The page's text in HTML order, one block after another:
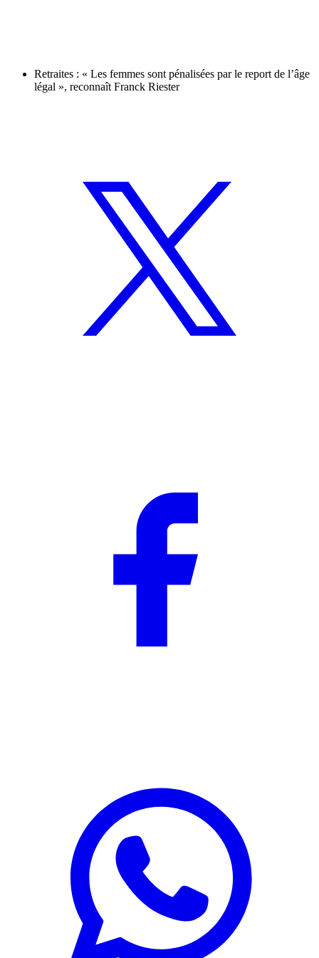
Retraites : « Les femmes sont pénalisées par le report de l’âge
légal », reconnaît Franck Riester